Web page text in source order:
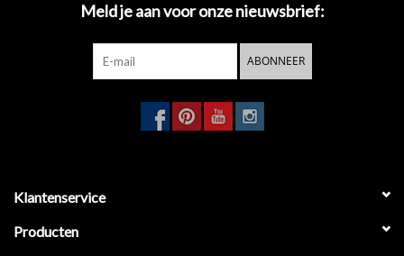
Meld je aan voor onze nieuwsbrief:
ABONNEER
Klantenservice
Producten